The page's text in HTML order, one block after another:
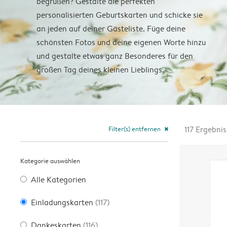
personalisierten Geburtskarten und schicke sie
an jeden auf deiner Gästeliste. Füge deine
schönsten Fotos und deine eigenen Worte hinzu
und gestalte etwas ganz Besonderes für den
großen Tag deines kleinen Lieblings.
Filter(s) entfernen close
Kategorie auswählen
Alle Kategorien
Einladungskarten (117)
117